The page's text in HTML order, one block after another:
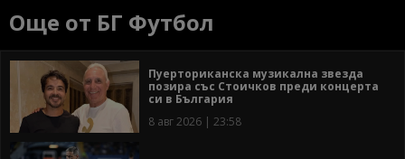
Още от БГ Футбол
Пуерториканска музикална звезда
позира със Стоичков преди концерта
си в България
8 авг 2026 | 23:58